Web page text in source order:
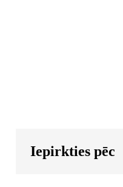
Iepirkties pēc